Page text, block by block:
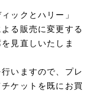
ックとハリー」
る販売に変更する
見直しいたしま
いますので、プレ
ケットを既にお買